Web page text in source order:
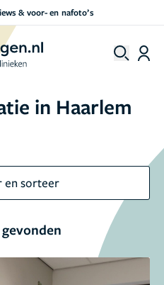
maken
in Haarlem
en sorteer